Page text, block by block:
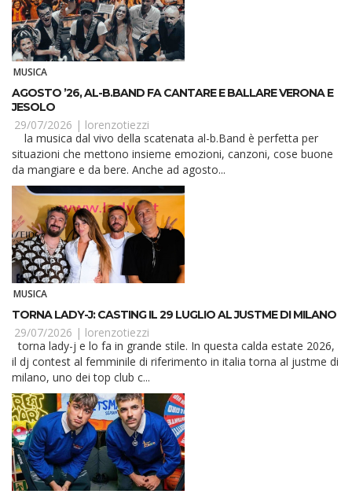
MUSICA
AGOSTO ’26, AL-B.BAND FA CANTARE E BALLARE VERONA E
JESOLO
29/07/2026 | lorenzotiezzi
situazioni che mettono insieme emozioni, canzoni, cose buone
da mangiare e da bere. Anche ad agosto...
MUSICA
TORNA LADY-J: CASTING IL 29 LUGLIO AL JUSTME DI MILANO
29/07/2026 | lorenzotiezzi
torna lady-j e lo fa in grande stile. In questa calda estate 2026,
il dj contest al femminile di riferimento in italia torna al justme di
milano, uno dei top club c...